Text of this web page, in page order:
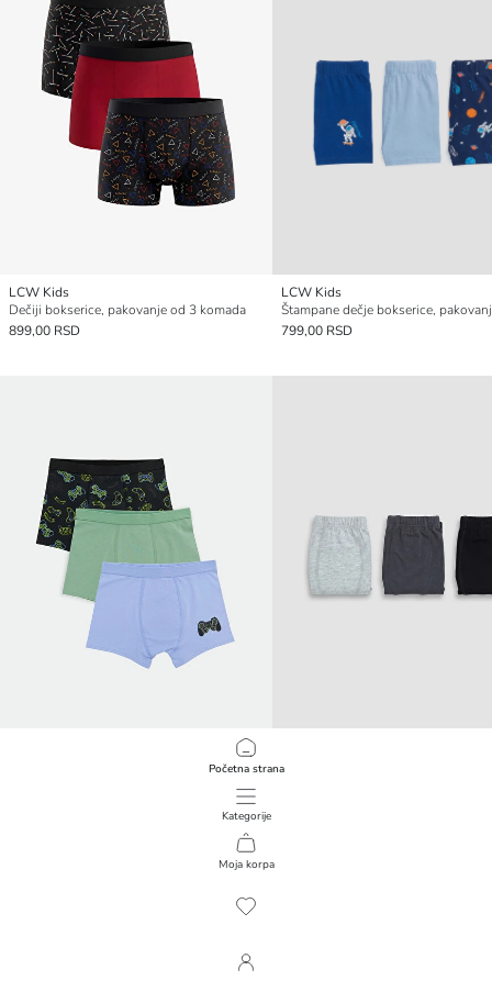
Početna strana
Kategorije
Moja korpa
LCW Kids
Dečiji bokserice, pakovanje od 3 komada
899,00 RSD
LCW Kids
799,00 RSD
Dečije bokserice, pakovanje od 3